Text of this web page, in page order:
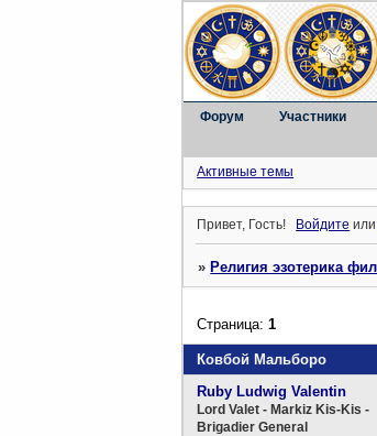
Форум Участники
Активные темы
Привет, Гость! Войдите
»Религия эзотерика
Ковбой Мальборо
Страница:1
Ruby Ludwig Valentin
Lord Valet - Markiz Kis-Kis -
Brigadier General